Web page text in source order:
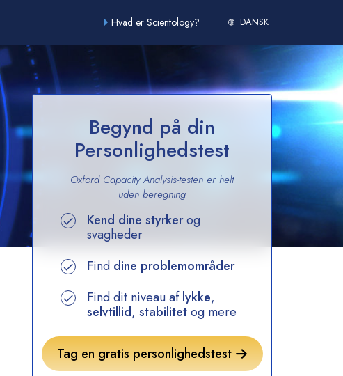
Hvad er Scientology? DANSK
Begynd på din
Personlighedstest
Oxford Capacity Analysis-testen er helt
uden beregning
Kend dine styrkerog
svagheder
Find dine problemområder
Find dit niveau aflykke,
selvtillid, stabilitetog mere
Tag en gratis personlighedstest